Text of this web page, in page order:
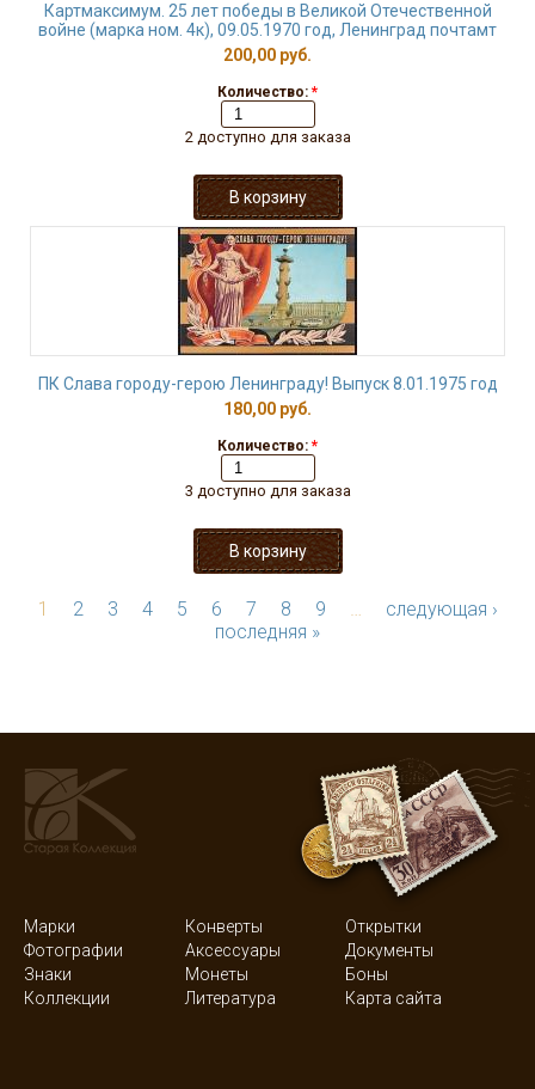
Картмаксимум. 25 лет победы в Великой Отечественной
войне (марка ном. 4к), 09.05.1970 год, Ленинград почтамт
200,00 руб.
Количество: *
2 доступно для заказа
ПК Слава городу-герою Ленинграду! Выпуск 8.01.1975 год
180,00 руб.
Количество: *
3 доступно для заказа
1 2 3 4 5 6 7 8 9 …
следующая ›
последняя »
Марки Конверты
Открытки
Фотографии
Аксессуары
Документы
Знаки
Монеты
Боны
Коллекции
Литература Карта сайта